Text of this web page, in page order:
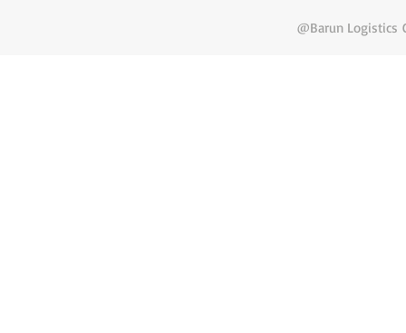
@Barun Logistics